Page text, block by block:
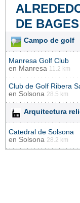
DE BAGES
Campo de golf
Manresa Golf Club
en Manresa 11.2 km
Club de Golf Ribera
en Solsona 28.5 km
Arquitectura
Catedral de Solsona
en Solsona 28.2 km